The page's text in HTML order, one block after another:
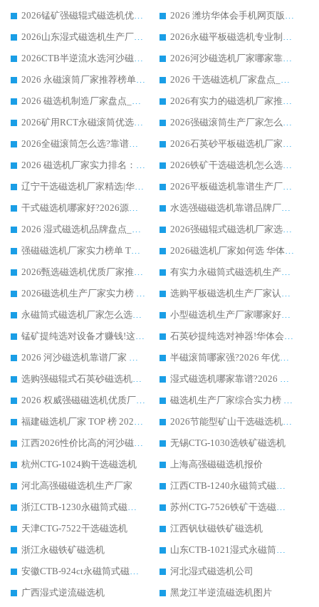
无锡CTG-1030选铁矿磁选机
杭州CTG-1024购干选磁选机
上海高强磁磁选机报价
河北高强磁磁选机生产厂家
天津CTG-7522干选磁选机
江西钒钛磁铁矿磁选机
浙江永磁铁矿磁选机
河北湿式磁选机公司
广西湿式逆流磁选机
黑龙江半逆流磁选机图片